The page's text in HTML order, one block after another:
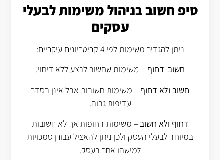
טיפ חשוב בניהול משימות לבעלי
עסקים
ניתן להגדיר משימות לפי 4 קריטריונים עיקריים:
חשוב ודחוף – משימות שחשוב לבצע ללא דיחוי.
חשוב ולא דחוף – משימות חשובות אבל אינן בסדר
עדיפות גבוה.
דחוף ולא חשוב – משימות דחופות אך לא חשובות
במיוחד לבעלי העסק ולכן ניתן להאציל עבורן סמכויות
למישהו אחר בעסק.